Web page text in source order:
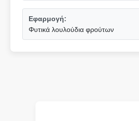
Εφαρμογή:
Φυτικά λουλούδια φρούτων